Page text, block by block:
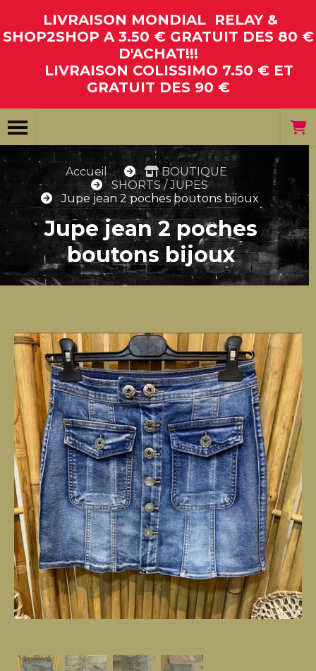
LIVRAISON MONDIAL RELAY &
SHOP2SHOP A 3.50 € GRATUIT DES 80 €
D'ACHAT!!!
LIVRAISON COLISSIMO 7.50 € ET
GRATUIT DES 90 €
Accueil
BOUTIQUE
SHORTS / JUPES
Jupe jean 2 poches boutons bijoux
Jupe jean 2 poches
boutons bijoux